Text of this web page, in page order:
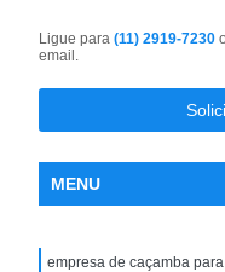
Ligue para(11) 2919-7230
email.
MENU
empresa de caçamba